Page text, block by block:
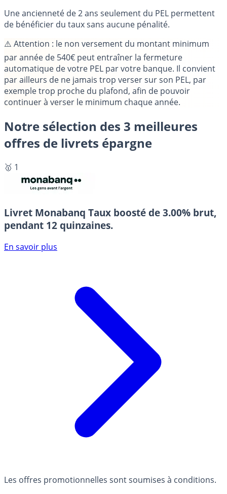
Une ancienneté de 2 ans seulement du PEL permettent
de bénéficier du taux sans aucune pénalité.
⚠️ Attention : le non versement du montant minimum
par année de 540€ peut entraîner la fermeture
automatique de votre PEL par votre banque. Il convient
par ailleurs de ne jamais trop verser sur son PEL, par
exemple trop proche du plafond, afin de pouvoir
continuer à verser le minimum chaque année.
Notre sélection des 3 meilleures
offres de livrets épargne
🥇 1
Livret Monabanq Taux boosté de 3.00% brut,
pendant 12 quinzaines.
En savoir plus
Les offres promotionnelles sont soumises à conditions.